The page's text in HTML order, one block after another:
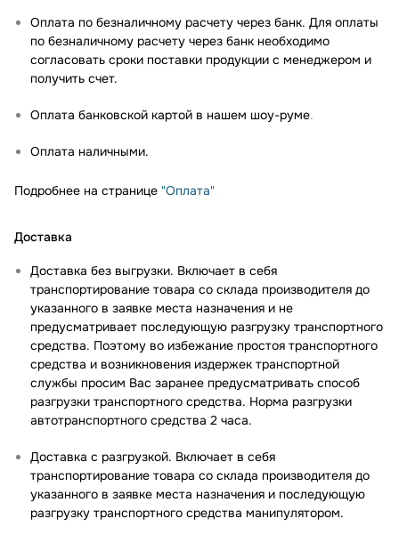
Оплата по безналичному расчету через банк. Для оплаты
по безналичному расчету через банк необходимо
согласовать сроки поставки продукции с менеджером и
получить счет.
Оплата банковской картой в нашем шоу-руме.
Оплата наличными.
Подробнее на странице "Оплата"
Доставка
Доставка без выгрузки. Включает в себя
транспортирование товара со склада производителя до
указанного в заявке места назначения и не
предусматривает последующую разгрузку транспортного
средства. Поэтому во избежание простоя транспортного
средства и возникновения издержек транспортной
службы просим Вас заранее предусматривать способ
разгрузки транспортного средства. Норма разгрузки
автотранспортного средства 2 часа.
Доставка с разгрузкой. Включает в себя
транспортирование товара со склада производителя до
указанного в заявке места назначения и последующую
разгрузку транспортного средства манипулятором.